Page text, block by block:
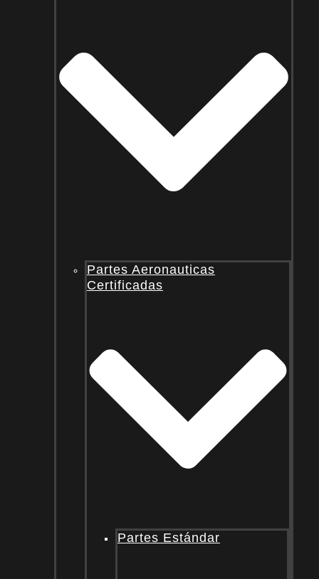
Partes Aeronauticas
Certificadas
Partes Estándar